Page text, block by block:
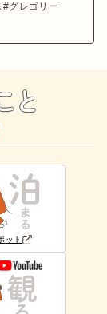
グレゴリー
ット